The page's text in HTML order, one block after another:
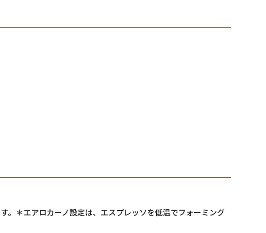
。＊エアロカーノ設定は、エスプレッソを低温でフォーミング